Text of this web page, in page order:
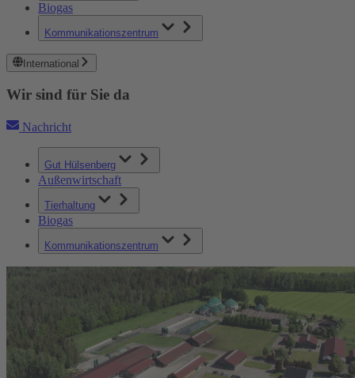
Biogas
Kommunikationszentrum
International
Wir sind für Sie da
Nachricht
Gut Hülsenberg
Außenwirtschaft
Tierhaltung
Biogas
Kommunikationszentrum